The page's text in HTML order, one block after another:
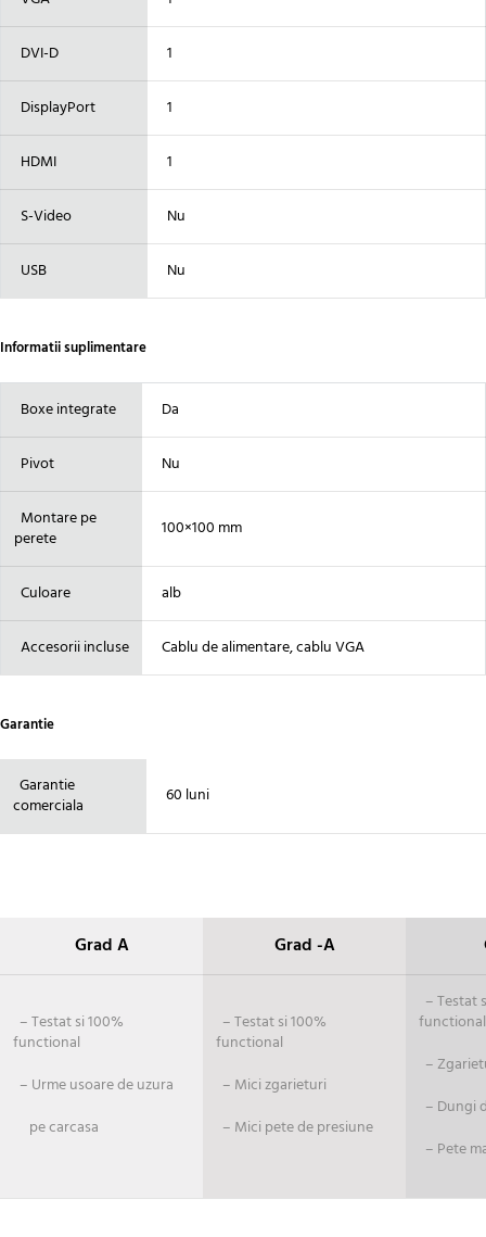
DVI-D 1
DisplayPort 1
HDMI 1
S-Video Nu
USB Nu
Informatii suplimentare
Boxe integrate Da
Pivot Nu
Montare pe
perete
100×100 mm
Culoare alb
Accesorii incluse Cablu de alimentare, cablu VGA
Garantie
Garantie
comerciala
60 luni
Grad A Grad -A
– Testat si 100%
functional
– Urme usoare de uzura
pe carcasa
– Testat si 100%
functional
– Mici zgarieturi
– Mici pete de presiune
– Testat
functional
–
– Dungi
– Pete